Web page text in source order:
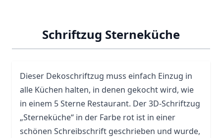
Schriftzug Sterneküche
Dieser Dekoschriftzug muss einfach Einzug in
alle Küchen halten, in denen gekocht wird, wie
in einem 5 Sterne Restaurant. Der 3D-Schriftzug
„Sterneküche“ in der Farbe rot ist in einer
schönen Schreibschrift geschrieben und wurde,